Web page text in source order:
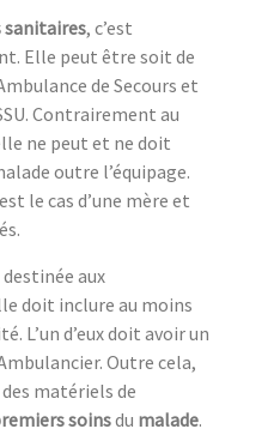
sanitaires, c’est
Elle peut être soit de
de Secours et
Contrairement au
ne peut et ne doit
outre l’équipage.
le cas d’une mère et
aux
doit inclure au moins
L’un d’eux doit avoir un
Outre cela,
matériels de
soinsdu malade.